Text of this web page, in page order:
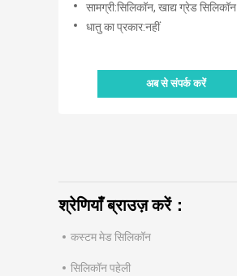
सामग्री:सिलिकॉन, खाद्य ग्रेड सिलिकॉन
धातु का प्रकार:नहीं
अब से संपर्क करें
श्रेणियाँ ब्राउज़ करें：
कस्टम मेड सिलिकॉन
सिलिकॉन पहेली